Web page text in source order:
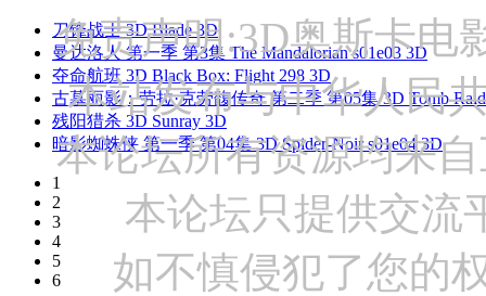
刀锋战士 3D Blade 3D
曼达洛人 第一季 第3集 The Mandalorian s01e03 3D
夺命航班 3D Black Box: Flight 298 3D
古墓丽影：劳拉·克劳馥传奇 第二季 第05集 3D Tomb
残阳猎杀 3D Sunray 3D
暗影蜘蛛侠 第一季 第04集 3D Spider-Noir s01e04 3D
1
2
3
4
5
6
免责声明:3D奥斯卡电
本站发布与中华人民
本论坛所有资源均来
本论坛只提供交流
如不慎侵犯了您的